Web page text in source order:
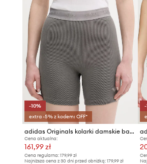
-10%
extra -5% z kodem: OFF*
adidas Originals kolarki damskie bawełniane z elastanem
Cena aktualna:
161,99 zł
Cena regularna: 179,99 zł
Najniższa cena z 30 dni przed obniżką: 179,99 zł